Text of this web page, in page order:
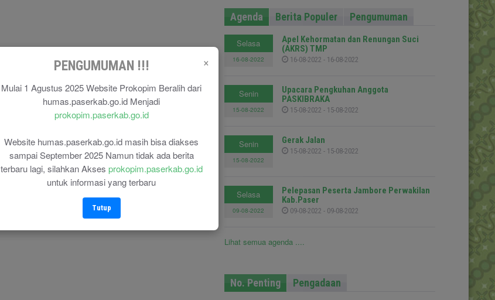
×
PENGUMUMAN !!!
Mulai 1 Agustus 2025 Website Prokopim Beralih dari
humas.paserkab.go.id Menjadi
prokopim.paserkab.go.id
Website humas.paserkab.go.id masih bisa diakses
sampai September 2025 Namun tidak ada berita
terbaru lagi, silahkan Akses prokopim.paserkab.go.id
untuk informasi yang terbaru
Tutup
Agenda Berita Populer Pengumuman
Selasa
16-08-2022
Apel Kehormatan dan Renungan Suci
(AKRS) TMP
16-08-2022 - 16-08-2022
Senin
15-08-2022
Upacara Pengkuhan Anggota
PASKIBRAKA
15-08-2022 - 15-08-2022
Senin
15-08-2022
Gerak Jalan
15-08-2022 - 15-08-2022
Selasa
09-08-2022
Pelepasan Peserta Jambore Perwakilan
Kab.Paser
09-08-2022 - 09-08-2022
Lihat semua agenda ....
No. Penting Pengadaan